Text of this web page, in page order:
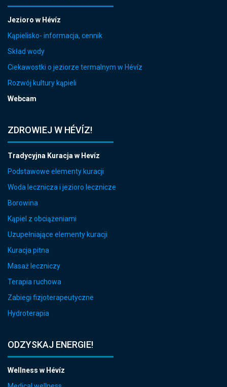
Jezioro w Hévíz
Kąpielisko- informacja, cennik
Skład wody
Ciekawostki o jeziorze termalnym w Hévíz
Rozwój kultury kąpieli
Webcam
ZDROWIEJ W HÉVÍZ!
Tradycyjna Kuracja w Hevíz
Podstawowe elementy kuracji
Woda lecznicza i jezioro lecznicze
Borowina
Kąpiel z obciążeniami
Uzupełniające elementy kuracji
Kuracja pitna
Masaż leczniczy
Terapia ruchowa
Zabiegi fizjoterapeutyczne
Hydroterapia
ODZYSKAJ ENERGIE!
Wellness w Hévíz